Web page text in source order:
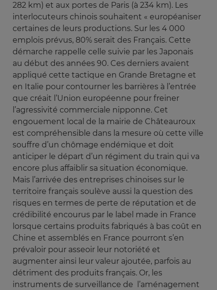
282 km) et aux portes de Paris (à 234 km). Les
interlocuteurs chinois souhaitent « européaniser
certaines de leurs productions. Sur les 4 000
emplois prévus, 80% serait des Français. Cette
démarche rappelle celle suivie par les Japonais
au début des années 90. Ces derniers avaient
appliqué cette tactique en Grande Bretagne et
en Italie pour contourner les barrières à l’entrée
que créait l’Union européenne pour freiner
l’agressivité commerciale nipponne. Cet
engouement local de la mairie de Châteauroux
est compréhensible dans la mesure où cette ville
souffre d’un chômage endémique et doit
anticiper le départ d’un régiment du train qui va
encore plus affaiblir sa situation économique.
Mais l’arrivée des entreprises chinoises sur le
territoire français soulève aussi la question des
risques en termes de perte de réputation et de
crédibilité encourus par le label made in France
lorsque certains produits fabriqués à bas coût en
Chine et assemblés en France pourront s’en
prévaloir pour asseoir leur notoriété et
augmenter ainsi leur valeur ajoutée, parfois au
détriment des produits français. Or, les
instruments de surveillance de l’aménagement